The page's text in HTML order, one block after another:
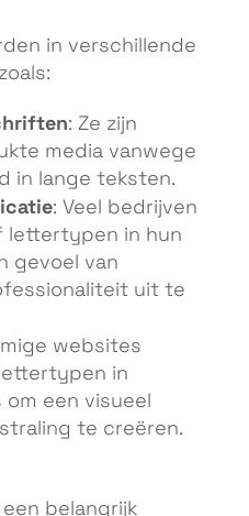
in verschillende
: Ze zijn
media vanwege
in lange teksten.
: Veel bedrijven
lettertypen in hun
gevoel van
uit te
websites
in
een visueel
te creëren.
belangrijk